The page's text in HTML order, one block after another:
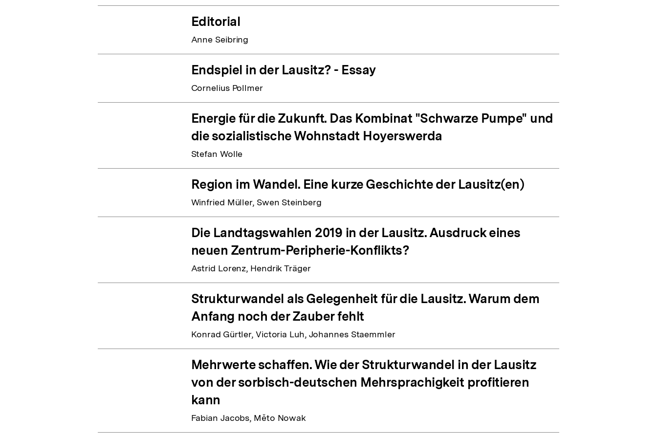
Editorial
Anne Seibring
Endspiel in der Lausitz? - Essay
Cornelius Pollmer
Energie für die Zukunft. Das Kombinat "Schwarze Pumpe" und
die sozialistische Wohnstadt Hoyerswerda
Stefan Wolle
Region im Wandel. Eine kurze Geschichte der Lausitz(en)
Winfried Müller, Swen Steinberg
Die Landtagswahlen 2019 in der Lausitz. Ausdruck eines
neuen Zentrum-Peripherie-Konflikts?
Astrid Lorenz, Hendrik Träger
Strukturwandel als Gelegenheit für die Lausitz. Warum dem
Anfang noch der Zauber fehlt
Konrad Gürtler, Victoria Luh, Johannes Staemmler
Mehrwerte schaffen. Wie der Strukturwandel in der Lausitz
von der sorbisch-deutschen Mehrsprachigkeit profitieren
kann
Fabian Jacobs, Měto Nowak